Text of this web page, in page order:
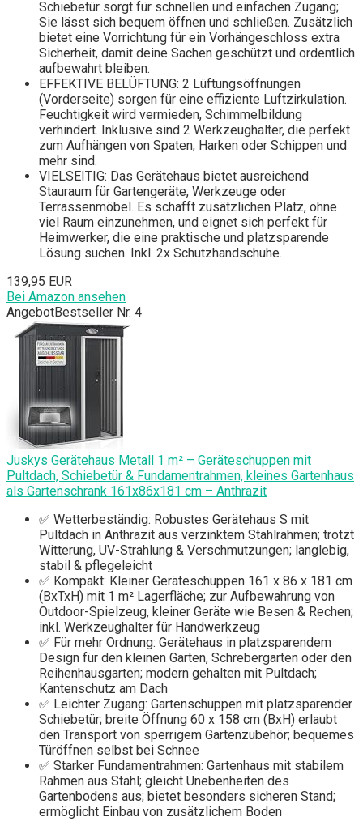
Schiebetür sorgt für schnellen und einfachen Zugang;
Sie lässt sich bequem öffnen und schließen. Zusätzlich
bietet eine Vorrichtung für ein Vorhängeschloss extra
Sicherheit, damit deine Sachen geschützt und ordentlich
aufbewahrt bleiben.
EFFEKTIVE BELÜFTUNG: 2 Lüftungsöffnungen
(Vorderseite) sorgen für eine effiziente Luftzirkulation.
Feuchtigkeit wird vermieden, Schimmelbildung
verhindert. Inklusive sind 2 Werkzeughalter, die perfekt
zum Aufhängen von Spaten, Harken oder Schippen und
mehr sind.
VIELSEITIG: Das Gerätehaus bietet ausreichend
Stauraum für Gartengeräte, Werkzeuge oder
Terrassenmöbel. Es schafft zusätzlichen Platz, ohne
viel Raum einzunehmen, und eignet sich perfekt für
Heimwerker, die eine praktische und platzsparende
Lösung suchen. Inkl. 2x Schutzhandschuhe.
139,95 EUR
Bei Amazon ansehen
AngebotBestseller Nr. 4
Juskys Gerätehaus Metall 1 m² – Geräteschuppen mit
Pultdach, Schiebetür & Fundamentrahmen, kleines Gartenhaus
als Gartenschrank 161x86x181 cm – Anthrazit
✅ Wetterbeständig: Robustes Gerätehaus S mit
Pultdach in Anthrazit aus verzinktem Stahlrahmen; trotzt
Witterung, UV-Strahlung & Verschmutzungen; langlebig,
stabil & pflegeleicht
✅ Kompakt: Kleiner Geräteschuppen 161 x 86 x 181 cm
(BxTxH) mit 1 m² Lagerfläche; zur Aufbewahrung von
Outdoor-Spielzeug, kleiner Geräte wie Besen & Rechen;
inkl. Werkzeughalter für Handwerkzeug
✅ Für mehr Ordnung: Gerätehaus in platzsparendem
Design für den kleinen Garten, Schrebergarten oder den
Reihenhausgarten; modern gehalten mit Pultdach;
Kantenschutz am Dach
✅ Leichter Zugang: Gartenschuppen mit platzsparender
Schiebetür; breite Öffnung 60 x 158 cm (BxH) erlaubt
den Transport von sperrigem Gartenzubehör; bequemes
Türöffnen selbst bei Schnee
✅ Starker Fundamentrahmen: Gartenhaus mit stabilem
Rahmen aus Stahl; gleicht Unebenheiten des
Gartenbodens aus; bietet besonders sicheren Stand;
ermöglicht Einbau von zusätzlichem Boden